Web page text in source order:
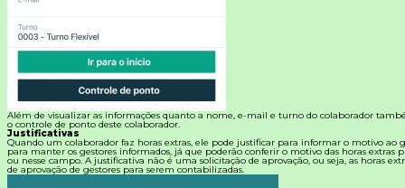
Além de visualizar as informações quanto a nome, e-mail e turno do colaborador
o controle de ponto deste colaborador.
Justificativas
Quando um colaborador faz horas extras, ele pode justificar para informar o motivo ao
para manter os gestores informados, já que poderão conferir o motivo das horas extras
ou nesse campo. A justificativa não é uma solicitação de aprovação, ou seja, as horas
de aprovação de gestores para serem contabilizadas.